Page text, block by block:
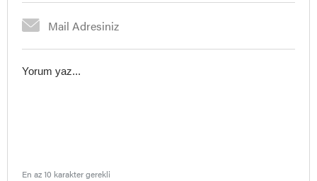
En az 10 karakter gerekli